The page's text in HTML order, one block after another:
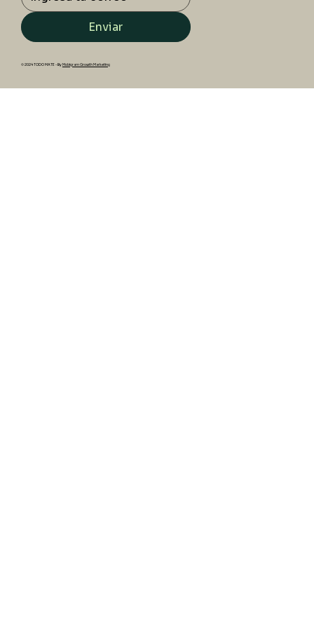
Enviar
© 2024 TODO MATE - ByMobigram Growth Marketing